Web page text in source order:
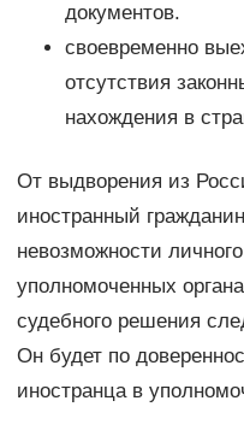
документов.
своевременно
отсутствия
нахождения в
От выдворения из
иностранный
невозможности
уполномоченных
судебного решения
Он будет по
иностранца в